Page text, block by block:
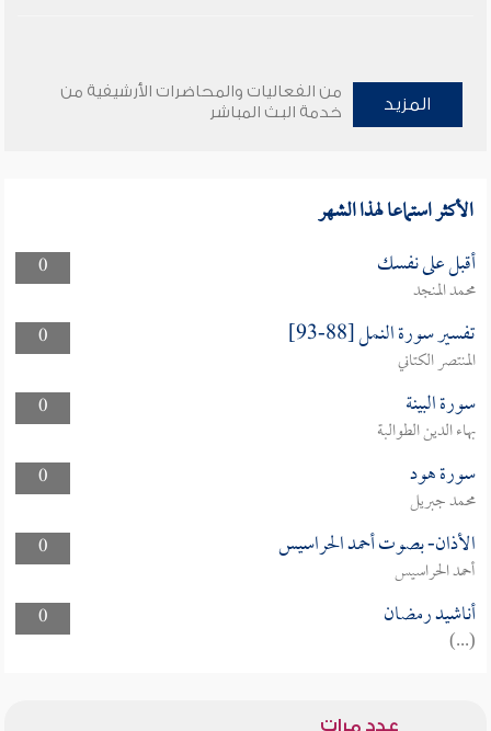
المزيد
من الفعاليات والمحاضرات الأرشيفية من
خدمة البث المباشر
الأكثر استماعا لهذا الشهر
0 أقبل على نفسك
محمد المنجد
0
تفسير سورة النمل [88-93]
المنتصر الكتاني
0
سورة البينة
بهاء الدين الطوالبة
0
سورة هود
محمد جبريل
0
الأذان- بصوت أحمد الحراسيس
أحمد الحراسيس
0
أناشيد رمضان
(...)
عدد مرات